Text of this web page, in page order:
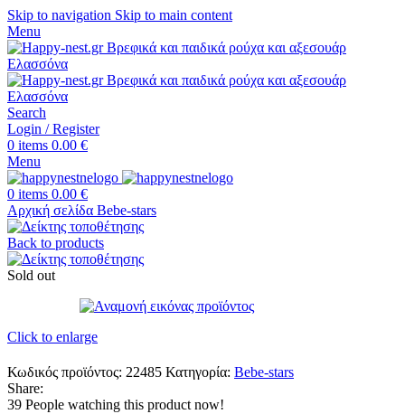
Skip to navigation Skip to main content
Menu
Search
Login / Register
0 items 0.00 €
Menu
0 items 0.00 €
Αρχική σελίδα Bebe-stars
Back to products
Sold out
Click to enlarge
Κωδικός προϊόντος: 22485 Κατηγορία: Bebe-stars
Share:
39 People watching this product now!